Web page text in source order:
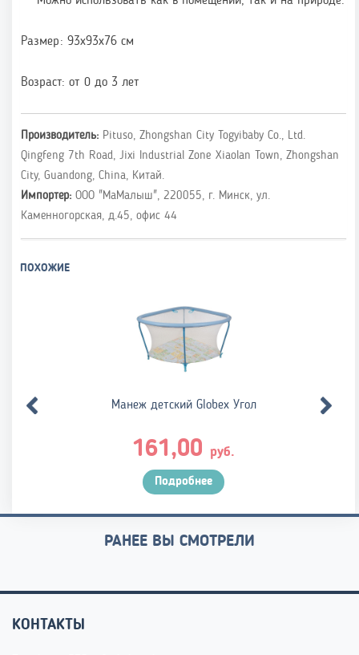
Размер: 93х93х76 см
Возраст: от 0 до 3 лет
Производитель: Pituso, Zhongshan City Togyibaby Co., Ltd.
Qingfeng 7th Road, Jixi Industrial Zone Xiaolan Town, Zhongshan
City, Guandong, China, Китай.
Импортер: ООО "МаМалыш", 220055, г. Минск, ул.
Каменногорская, д.45, офис 44
ПОХОЖИЕ
Манеж детский Globex Угол
161,00 руб.
Подробнее
РАНЕЕ ВЫ СМОТРЕЛИ
КОНТАКТЫ